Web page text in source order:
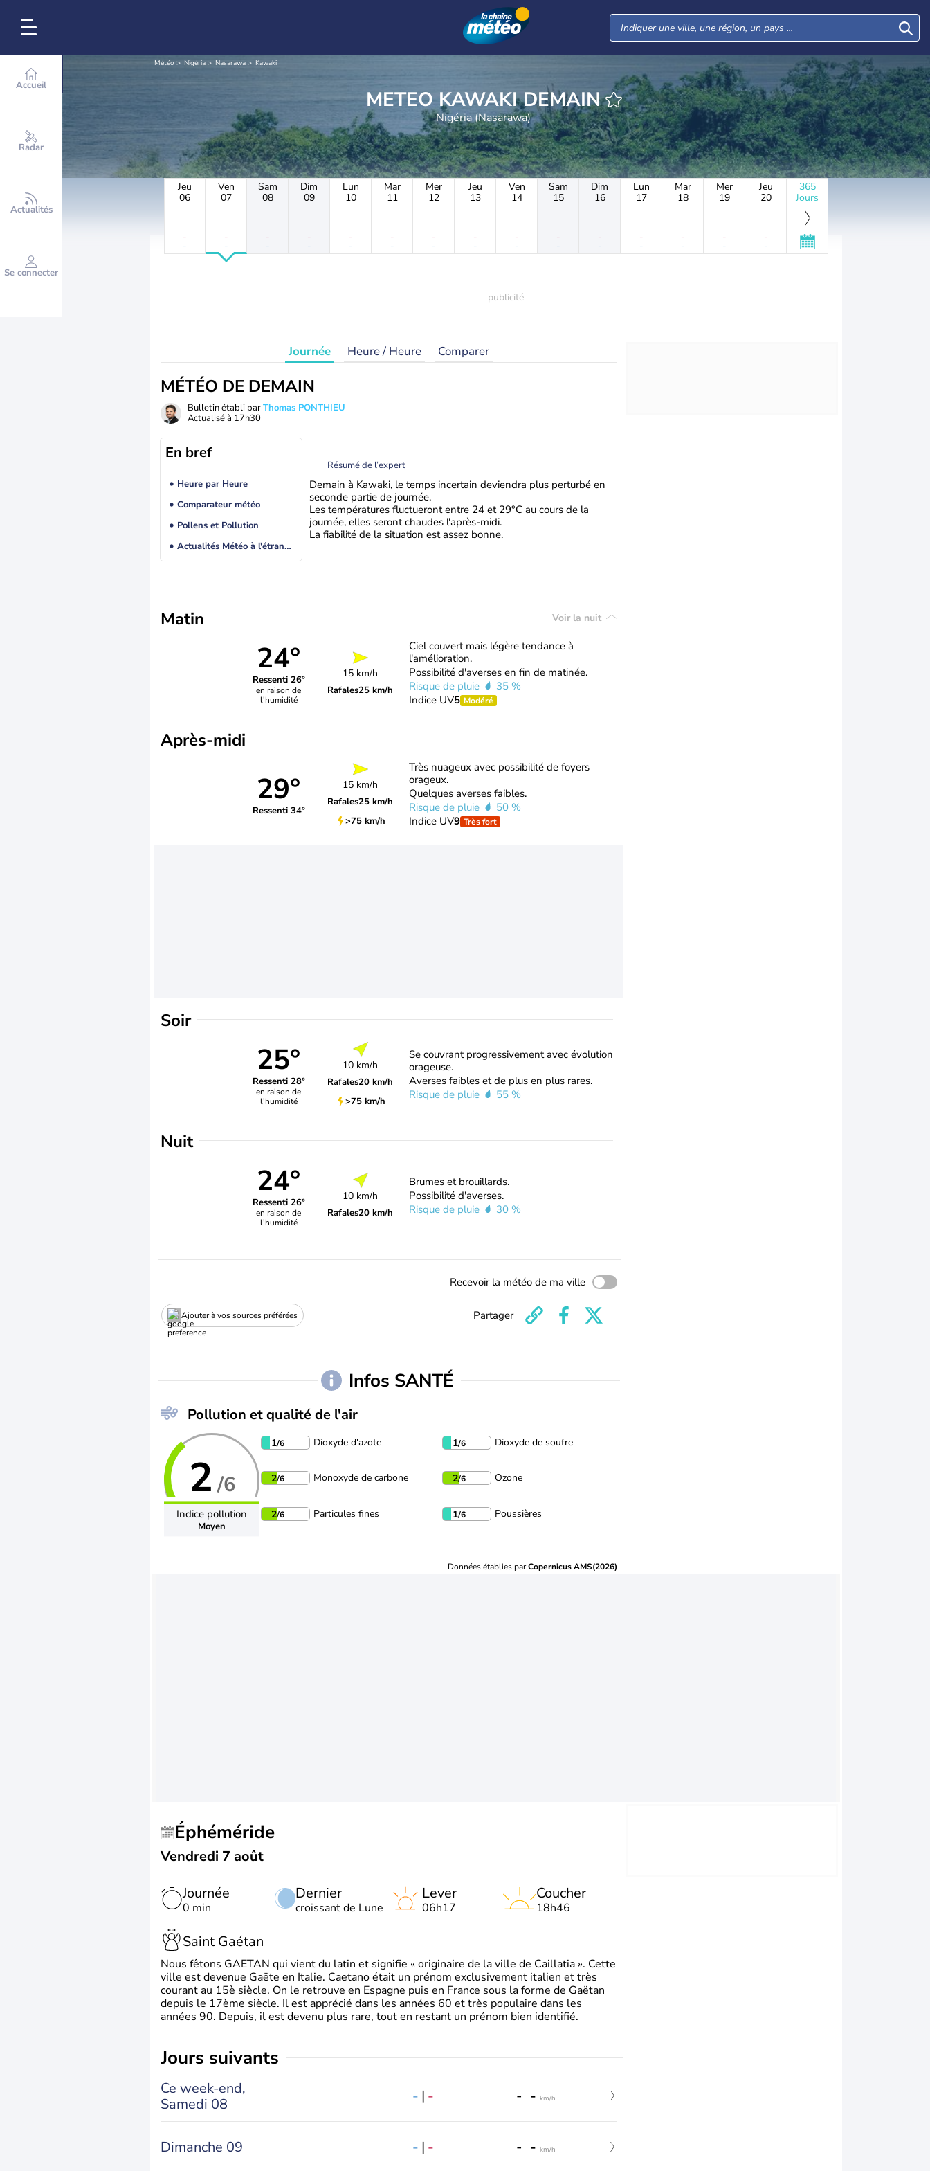
Accueil
Radar
Actualités
Se connecter
Météo Nigéria Nasarawa Kawaki
METEO KAWAKI DEMAIN
Nigéria (Nasarawa)
Jeu
06
-
-
Ven
07
-
-
Sam
08
-
-
Dim
09
-
-
Lun
10
-
-
Mar
11
-
-
Mer
12
-
-
Jeu
13
-
-
Ven
14
-
-
Sam
15
-
-
Dim
16
-
-
Lun
17
-
-
Mar
18
-
-
Mer
19
-
-
Jeu
20
-
-
365
Jours
Journée Heure / Heure Comparer
MÉTÉO DE DEMAIN
Bulletin établi parThomas PONTHIEU
Actualisé à 17h30
En bref
Heure par Heure
Comparateur météo
Pollens et Pollution
Actualités Météo à l'étranger
Résumé de l’expert
Demain à Kawaki, le temps incertain deviendra plus perturbé en
seconde partie de journée.
Les températures fluctueront entre 24 et 29°C au cours de la
journée, elles seront chaudes l'après-midi.
La fiabilité de la situation est assez bonne.
Matin Voir la nuit
24°
Ressenti 26°
en raison de
l'humidité
15 km/h
Rafales25 km/h
Ciel couvert mais légère tendance à
l'amélioration.
Possibilité d'averses en fin de matinée.
Risque de pluie
35 %
Indice UV5 Modéré
Après-midi
29°
Ressenti 34°
15 km/h
Rafales25 km/h
>75 km/h
Très nuageux avec possibilité de foyers
orageux.
Quelques averses faibles.
Risque de pluie
50 %
Indice UV9 Très fort
Soir
25°
Ressenti 28°
en raison de
l'humidité
10 km/h
Rafales20 km/h
>75 km/h
Se couvrant progressivement avec évolution
orageuse.
Averses faibles et de plus en plus rares.
Risque de pluie
55 %
Nuit
24°
Ressenti 26°
en raison de
l'humidité
10 km/h
Rafales20 km/h
Brumes et brouillards.
Possibilité d'averses.
Risque de pluie
30 %
Recevoir la météo de ma ville
Ajouter à vos sources préférées Partager
Infos SANTÉ
Pollution et qualité de l'air
2 /6
Indice pollution
Moyen
1/6 Dioxyde d'azote 1/6 Dioxyde de soufre
2/6 Monoxyde de carbone 2/6 Ozone
2/6 Particules fines 1/6 Poussières
Données établies parCopernicus AMS(2026)
Éphéméride
Vendredi 7 août
Journée
0 min
Dernier
croissant de Lune
Lever
06h17
Coucher
18h46
Saint Gaétan
Nous fêtons GAETAN qui vient du latin et signifie « originaire de la ville de Caillatia ». Cette
ville est devenue Gaëte en Italie. Caetano était un prénom exclusivement italien et très
courant au 15è siècle. On le retrouve en Espagne puis en France sous la forme de Gaëtan
depuis le 17ème siècle. Il est apprécié dans les années 60 et très populaire dans les
années 90. Depuis, il est devenu plus rare, tout en restant un prénom bien identifié.
jours suivants
Ce week-end,
Samedi 08
- | - - - km/h
Dimanche 09 - | - - - km/h